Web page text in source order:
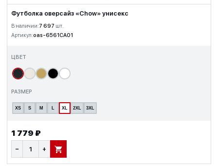
Футболка оверсайз «Chow» унисекс
В наличии:7 697 шт.
Артикул:oas-6561CA01
ЦВЕТ
РАЗМЕР
XS S M L XL 2XL 3XL
1 779 ₽
− + В КОРЗИНУ